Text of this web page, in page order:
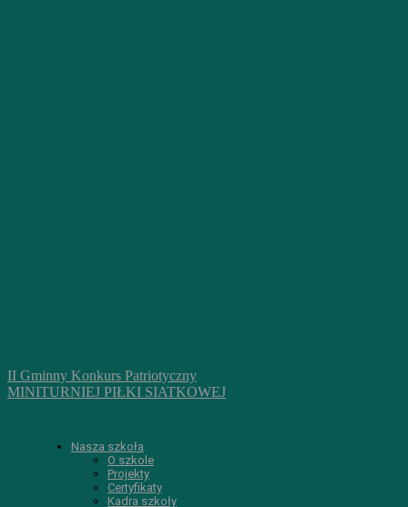
II Gminny Konkurs Patriotyczny
MINITURNIEJ PIŁKI SIATKOWEJ
Nasza szkoła
O szkole
Projekty
Certyfikaty
Kadra szkoły